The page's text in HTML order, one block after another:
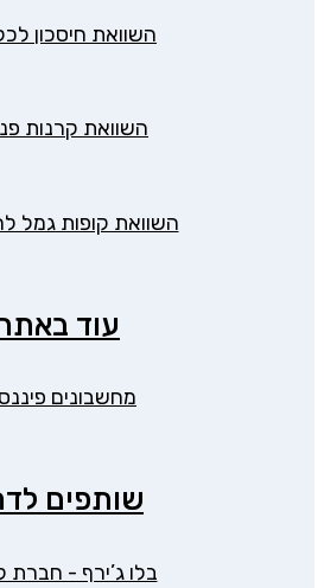
השוואת חיסכון
השוואת קרנות
השוואת קופות גמל
עוד
מחשבונים
שותפים
בלו ג’ירף - חברת